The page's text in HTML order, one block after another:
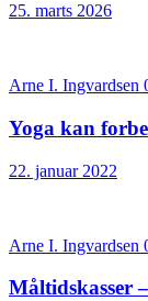
25. marts 2026
Arne I. Ingvardsen
Yoga kan
22. januar 2022
Arne I. Ingvardsen
Måltidskasser